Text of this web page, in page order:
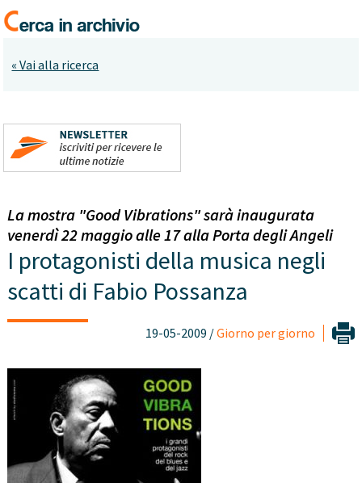
« Vai alla ricerca
La mostra "Good Vibrations" sarà inaugurata
venerdì 22 maggio alle 17 alla Porta degli Angeli
I protagonisti della musica negli
scatti di Fabio Possanza
19-05-2009 /Giorno per giorno